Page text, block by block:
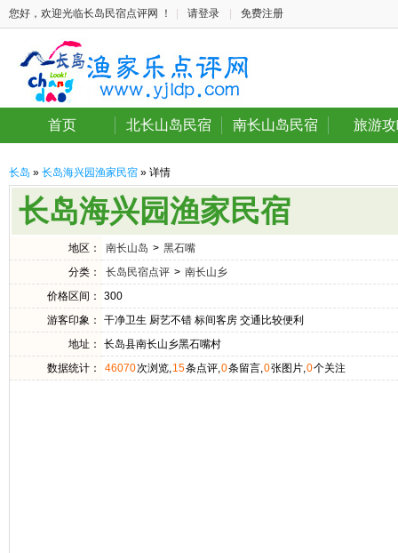
您好，欢迎光临长岛民宿点评网 ！ 请登录 免费注册
首页 北长山岛民宿 南长山岛民宿 旅游
长岛 » 长岛海兴园渔家民宿 » 详情
长岛海兴园渔家民宿
地区： 南长山岛 > 黑石嘴
分类：
长岛民宿点评 > 南长山乡
价格区间：
300
游客印象：
干净卫生 厨艺不错 标间客房 交通比较便利
地址：
长岛县南长山乡黑石嘴村
数据统计：
46070次浏览,15条点评,0条留言,0张图片,0个关注